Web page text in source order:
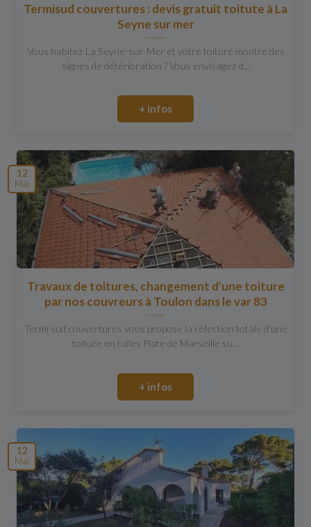
Termisud couvertures : devis gratuit toitute à La
Seyne sur mer
Vous habitez La Seyne-sur-Mer et votre toiture montre des
signes de détérioration ? Vous envisagez d...
+ infos
12
Mai
Travaux de toitures, changement d'une toiture
par nos couvreurs à Toulon dans le var 83
Termi sud couvertures vous propose la réfection totale d'une
toiture en tuiles Plate de Marseille su...
+ infos
12
Mai